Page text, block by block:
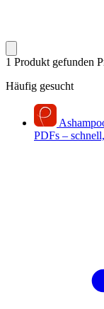
1 Produkt gefunden
Häufig gesucht
PDFs –